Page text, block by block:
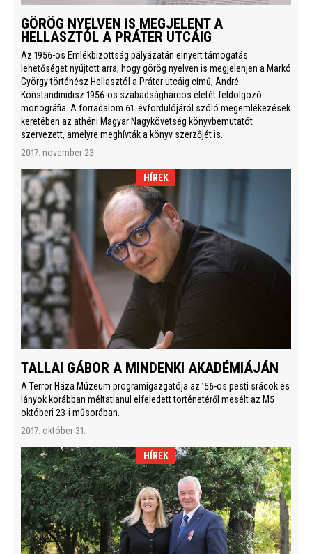
GÖRÖG NYELVEN IS MEGJELENT A
HELLASZTÓL A PRÁTER UTCÁIG
Az 1956-os Emlékbizottság pályázatán elnyert támogatás
lehetőséget nyújtott arra, hogy görög nyelven is megjelenjen a Markó
György történész Hellasztól a Práter utcáig című, André
Konstandinidisz 1956-os szabadságharcos életét feldolgozó
monográfia. A forradalom 61. évfordulójáról szóló megemlékezések
keretében az athéni Magyar Nagykövetség könyvbemutatót
szervezett, amelyre meghívták a könyv szerzőjét is.
2017. november 23.
HÍREK
TALLAI GÁBOR A MINDENKI AKADÉMIÁJÁN
A Terror Háza Múzeum programigazgatója az ’56-os pesti srácok és
lányok korábban méltatlanul elfeledett történetéről mesélt az M5
októberi 23-i műsorában.
2017. október 31.
HÍREK